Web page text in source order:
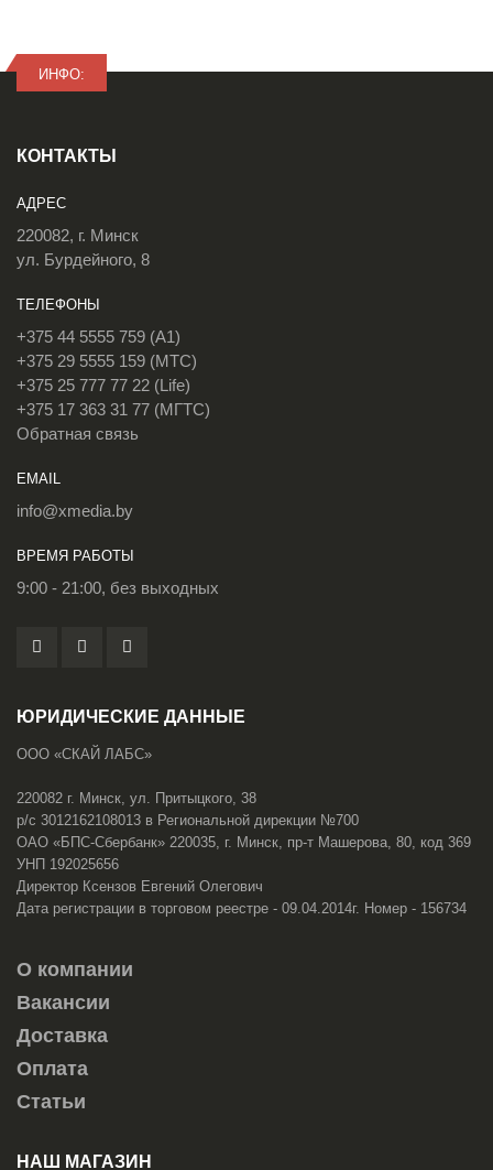
ИНФО:
КОНТАКТЫ
АДРЕС
220082, г. Минск
ул. Бурдейного, 8
ТЕЛЕФОНЫ
+375 44 5555 759 (A1)
+375 29 5555 159 (МТС)
+375 25 777 77 22 (Life)
+375 17 363 31 77 (МГТС)
Обратная связь
EMAIL
info@xmedia.by
ВРЕМЯ РАБОТЫ
9:00 - 21:00, без выходных
ЮРИДИЧЕСКИЕ ДАННЫЕ
ООО «СКАЙ ЛАБС»
220082 г. Минск, ул. Притыцкого, 38
р/с 3012162108013 в Региональной дирекции №700
ОАО «БПС-Сбербанк» 220035, г. Минск, пр-т Машерова, 80, код 369
УНП 192025656
Директор Ксензов Евгений Олегович
Дата регистрации в торговом реестре - 09.04.2014г. Номер - 156734
О компании
Вакансии
Доставка
Оплата
Статьи
НАШ МАГАЗИН